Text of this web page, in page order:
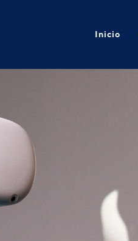
Inicio